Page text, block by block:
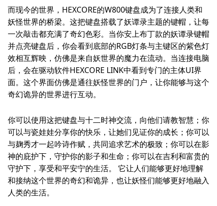
而现今的世界，HEXCORE的W800键盘成为了连接人类和
妖怪世界的桥梁。这把键盘搭载了妖谭录主题的键帽，让每
一次敲击都充满了奇幻色彩。当你安上布丁款的妖谭录键帽
并点亮键盘后，你会看到底部的RGB灯条与主键区的紫色灯
效相互辉映，仿佛是来自妖世界的魔力在流动。当连接电脑
后，会在驱动软件HEXCORE LINK中看到专门的主体UI界
面。这个界面仿佛是通往妖怪世界的门户，让你能够与这个
奇幻诡异的世界进行互动。
你可以使用这把键盘与十二时神交流，向他们请教智慧；你
可以与瓷娃娃分享你的快乐，让她们见证你的成长；你可以
与麹秀才一起吟诗作赋，共同追求艺术的极致；你可以在影
神的庇护下，守护你的影子和生命；你可以在吉利和富贵的
守护下，享受和平安宁的生活。 它让人们能够更好地理解
和接纳这个世界的奇幻和诡异，也让妖怪们能够更好地融入
人类的生活。